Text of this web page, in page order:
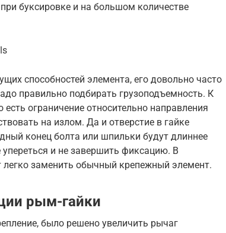
буксировке и на большом количестве
способностей элемента, его довольно часто
правильно подбирать грузоподъемность. К
ограничение относительно направления
на излом. Да и отверстие в гайке
конец болта или шпильки будут длиннее
упереться и не завершить фиксацию. В
заменить обычный крепежный элемент.
рым-гайки
было решено увеличить рычаг